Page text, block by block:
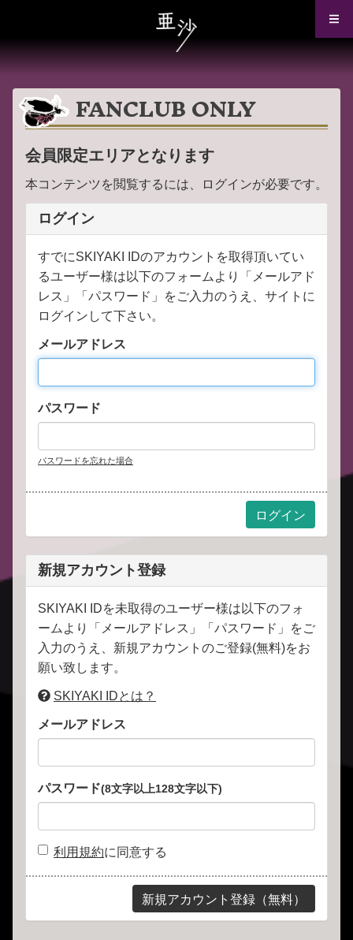
FANCLUB ONLY
会員限定エリアとなります
本コンテンツを閲覧するには、ログインが必要です。
ログイン
すでにSKIYAKI IDのアカウントを取得頂いてい
るユーザー様は以下のフォームより「メールアド
レス」「パスワード」をご入力のうえ、サイトに
ログインして下さい。
メールアドレス
パスワード
パスワードを忘れた場合
新規アカウント登録
SKIYAKI IDを未取得のユーザー様は以下のフォ
ームより「メールアドレス」「パスワード」をご
入力のうえ、新規アカウントのご登録(無料)をお
願い致します。
SKIYAKI IDとは？
メールアドレス
パスワード(8文字以上128文字以下)
利用規約に同意する